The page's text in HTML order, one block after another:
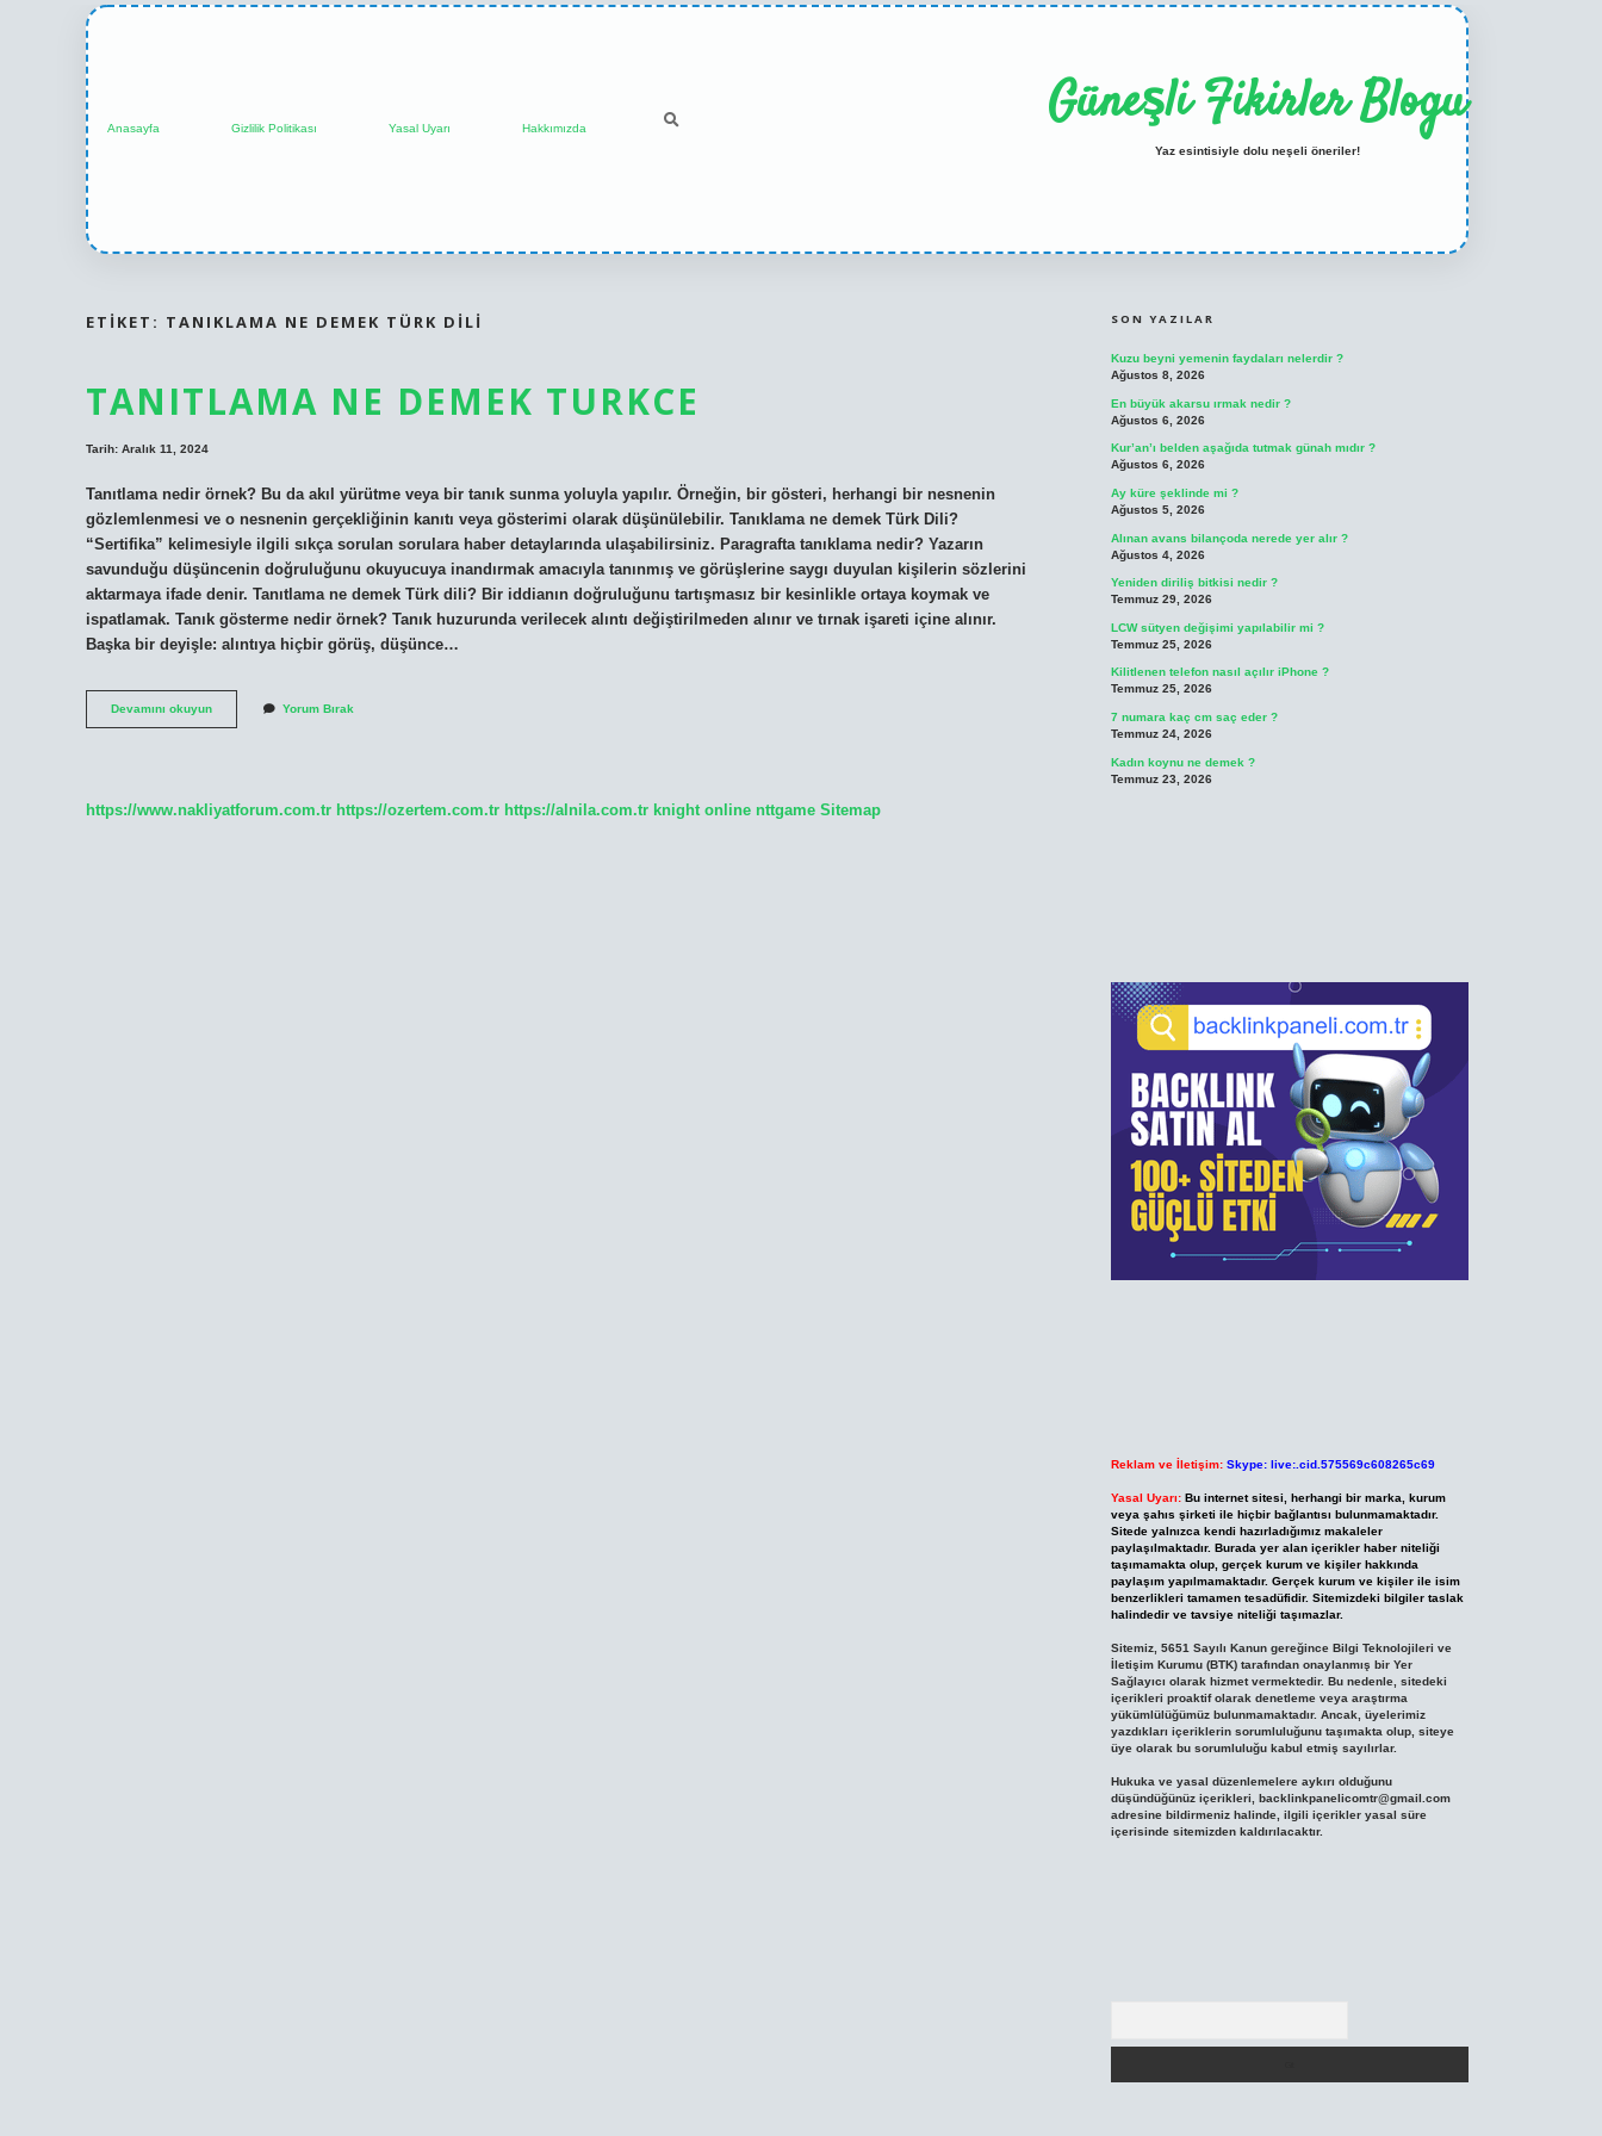
Anasayfa Gizlilik Politikası Yasal Uyarı Hakkımızda Güneşli Fikirler Blogu
Yaz esintisiyle dolu neşeli öneriler!
ETIKET: TANIKLAMA NE DEMEK TÜRK DILI
TANITLAMA NE DEMEK TURKCE
Tarih: Aralık 11, 2024
Tanıtlama nedir örnek? Bu da akıl yürütme veya bir tanık sunma yoluyla yapılır. Örneğin, bir gösteri, herhangi bir nesnenin
gözlemlenmesi ve o nesnenin gerçekliğinin kanıtı veya gösterimi olarak düşünülebilir. Tanıklama ne demek Türk Dili?
“Sertifika” kelimesiyle ilgili sıkça sorulan sorulara haber detaylarında ulaşabilirsiniz. Paragrafta tanıklama nedir? Yazarın
savunduğu düşüncenin doğruluğunu okuyucuya inandırmak amacıyla tanınmış ve görüşlerine saygı duyulan kişilerin sözlerini
aktarmaya ifade denir. Tanıtlama ne demek Türk dili? Bir iddianın doğruluğunu tartışmasız bir kesinlikle ortaya koymak ve
ispatlamak. Tanık gösterme nedir örnek? Tanık huzurunda verilecek alıntı değiştirilmeden alınır ve tırnak işareti içine alınır.
Başka bir deyişle: alıntıya hiçbir görüş, düşünce…
Devamını okuyunTanıtlama
Ne
Yorum Bırak
https://www.nakliyatforum.com.tr https://ozertem.com.tr https://alnila.com.tr knight online nttgame Sitemap
SON YAZILAR
Kuzu beyni yemenin faydaları nelerdir ?
Ağustos 8, 2026
En büyük akarsu ırmak nedir ?
Ağustos 6, 2026
Kur’an’ı belden aşağıda tutmak günah mıdır ?
Ağustos 6, 2026
Ay küre şeklinde mi ?
Ağustos 5, 2026
Alınan avans bilançoda nerede yer alır ?
Ağustos 4, 2026
Yeniden diriliş bitkisi nedir ?
Temmuz 29, 2026
LCW sütyen değişimi yapılabilir mi ?
Temmuz 25, 2026
Kilitlenen telefon nasıl açılır iPhone ?
Temmuz 25, 2026
7 numara kaç cm saç eder ?
Temmuz 24, 2026
Kadın koynu ne demek ?
Temmuz 23, 2026
Reklam ve İletişim: Skype: live:.cid.575569c608265c69
Yasal Uyarı: Bu internet sitesi, herhangi bir marka, kurum
veya şahıs şirketi ile hiçbir bağlantısı bulunmamaktadır.
Sitede yalnızca kendi hazırladığımız makaleler
paylaşılmaktadır. Burada yer alan içerikler haber niteliği
taşımamakta olup, gerçek kurum ve kişiler hakkında
paylaşım yapılmamaktadır. Gerçek kurum ve kişiler ile isim
benzerlikleri tamamen tesadüfidir. Sitemizdeki bilgiler taslak
halindedir ve tavsiye niteliği taşımazlar.
Sitemiz, 5651 Sayılı Kanun gereğince Bilgi Teknolojileri ve
İletişim Kurumu (BTK) tarafından onaylanmış bir Yer
Sağlayıcı olarak hizmet vermektedir. Bu nedenle, sitedeki
içerikleri proaktif olarak denetleme veya araştırma
yükümlülüğümüz bulunmamaktadır. Ancak, üyelerimiz
yazdıkları içeriklerin sorumluluğunu taşımakta olup, siteye
üye olarak bu sorumluluğu kabul etmiş sayılırlar.
Hukuka ve yasal düzenlemelere aykırı olduğunu
düşündüğünüz içerikleri, backlinkpanelicomtr@gmail.com
adresine bildirmeniz halinde, ilgili içerikler yasal süre
içerisinde sitemizden kaldırılacaktır.